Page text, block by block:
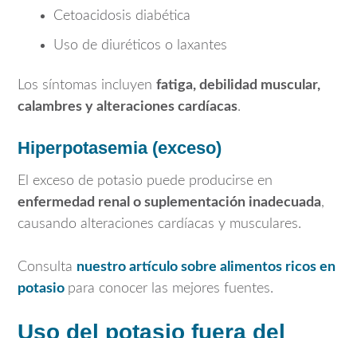
Cetoacidosis diabética
Uso de diuréticos o laxantes
Los síntomas incluyen fatiga, debilidad muscular,
calambres y alteraciones cardíacas.
Hiperpotasemia (exceso)
El exceso de potasio puede producirse en
enfermedad renal o suplementación inadecuada,
causando alteraciones cardíacas y musculares.
Consulta nuestro artículo sobre alimentos ricos en
potasio para conocer las mejores fuentes.
Uso del potasio fuera del